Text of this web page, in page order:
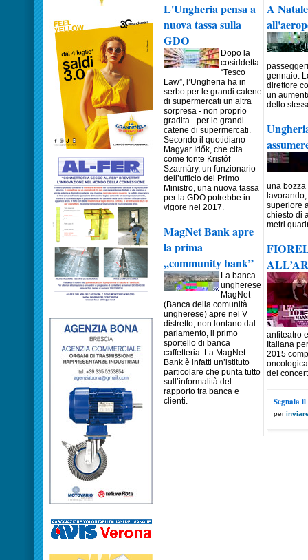
L'Ungheria pensa a
nuova tassa sulla
GDO
Dopo la
cosiddetta
“Tesco
Law”, l’Ungheria ha in
serbo per le grandi catene
di supermercati un’altra
sorpresa - non proprio
gradita - per le grandi
catene di supermercati.
Secondo il quotidiano
Magyar Idők, che cita
come fonte Kristóf
Szatmáry, un funzionario
dell’ufficio del Primo
Ministro, una nuova tassa
per la GDO potrebbe in
vigore nel 2017.
MagNet Bank apre
la prima
„community bank”
La banca
ungherese
MagNet
(Banca della comunità
ungherese) apre nel V
distretto, non lontano dal
parlamento, il primo
sportello di banca
caffetteria. La MagNet
Bank è infatti un’istituto
particolare che punta tutto
sull’informalità del
rapporto tra banca e
clienti.
A
gennaio.
direttore
un
dello
una
superiore
chiesto di
metri
anfiteatro
Italiana
2015
del
Segnala
per